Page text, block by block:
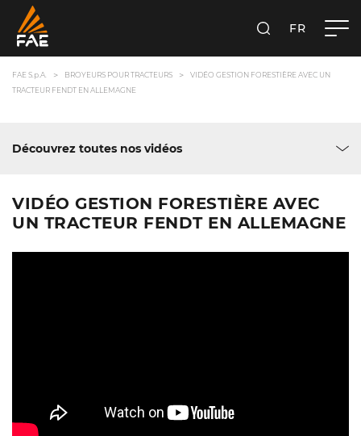
RECHERCHER
FR
FAE S.p.A. BROYEURS POUR TRACTEURS
VIDÉO GESTION FORESTIÈRE AVEC UN
TRACTEUR FENDT EN ALLEMAGNE
Découvrez toutes nos vidéos
VIDÉO GESTION FORESTIÈRE AVEC
UN TRACTEUR FENDT EN ALLEMAGNE